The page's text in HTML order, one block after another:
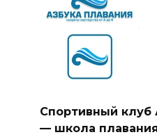
Спортивный клуб
— школа